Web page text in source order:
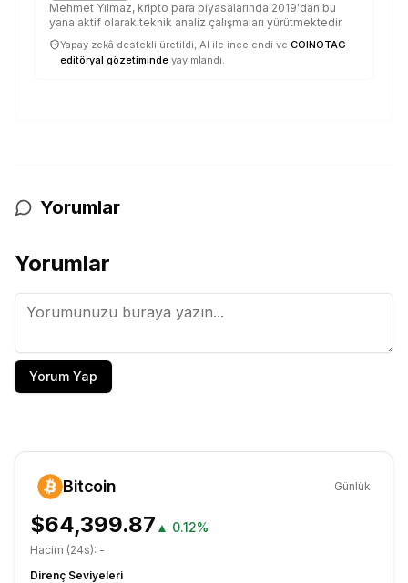
Mehmet Yılmaz, kripto para piyasalarında 2019'dan bu
yana aktif olarak teknik analiz çalışmaları yürütmektedir.
Yapay zekâ destekli üretildi, AI ile incelendi ve COINOTAG
editöryal gözetiminde yayımlandı.
Yorumlar
Yorumlar
Yorum Yap
Bitcoin Günlük
$64,399.87 ▲ 0.12%
Hacim (24s): -
Direnç Seviyeleri